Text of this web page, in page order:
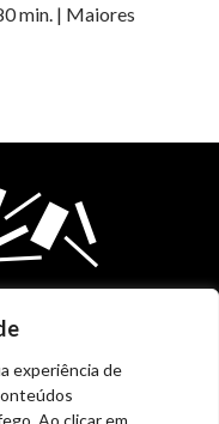
experiência de
Ao clicar em
min. | Maiores